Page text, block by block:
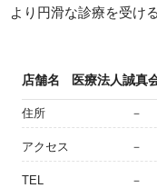
より円滑な診療を受け
店舗名 医療法人誠
住所 －
アクセス －
TEL －